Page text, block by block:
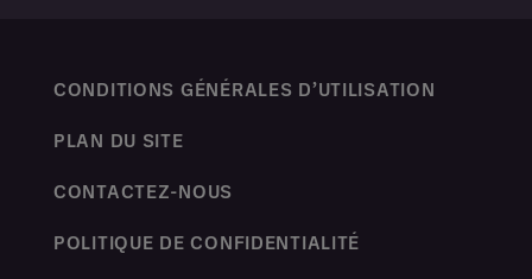
CONDITIONS GÉNÉRALES D’UTILISATION
PLAN DU SITE
CONTACTEZ-NOUS
POLITIQUE DE CONFIDENTIALITÉ